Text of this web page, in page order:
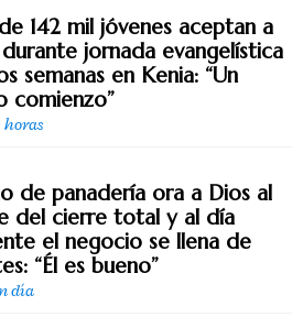
142 mil jóvenes aceptan a
durante jornada evangelística
semanas en Kenia: “Un
comienzo”
horas
de panadería ora a Dios al
del cierre total y al día
el negocio se llena de
“Él es bueno”
día